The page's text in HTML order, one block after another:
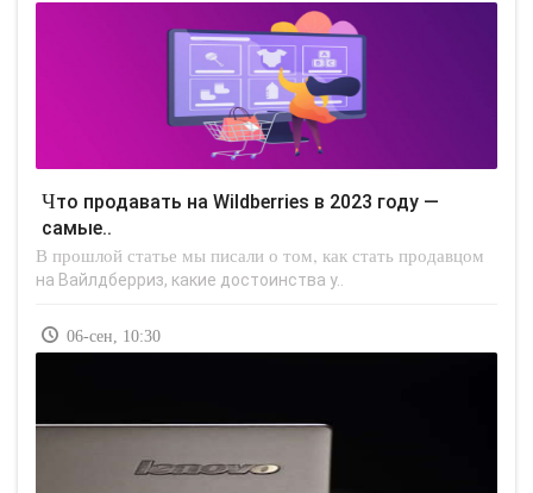
Что продавать на Wildberries в 2023 году —
самые..
В прошлой статье мы писали о том, как стать продавцом
на Вайлдберриз, какие достоинства у..
06-сен, 10:30